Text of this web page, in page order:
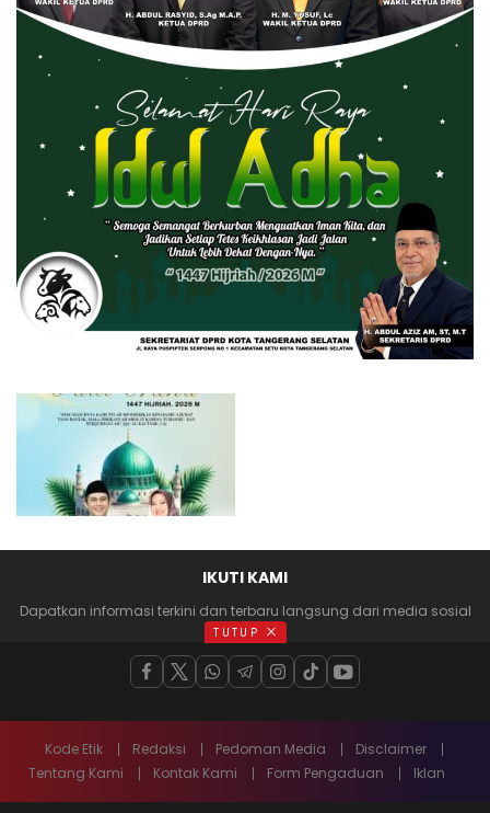
IKUTI KAMI
Dapatkan informasi terkini dan terbaru langsung dari media sosial
anda
Kode Etik Redaksi Pedoman Media
Disclaimer
Tentang Kami
Kontak Kami Form Pengaduan Iklan
TUTUP